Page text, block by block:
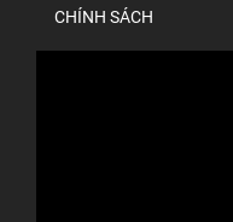
CHÍNH SÁCH